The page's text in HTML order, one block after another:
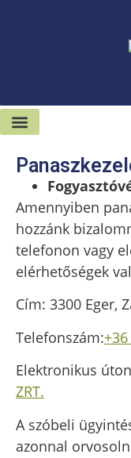
Amennyiben
hozzánk
telefonon vagy
elérhetőségek
Cím: 3300 Eger,
Telefonszám:
Elektronikus
ZRT.
A szóbeli
azonnal